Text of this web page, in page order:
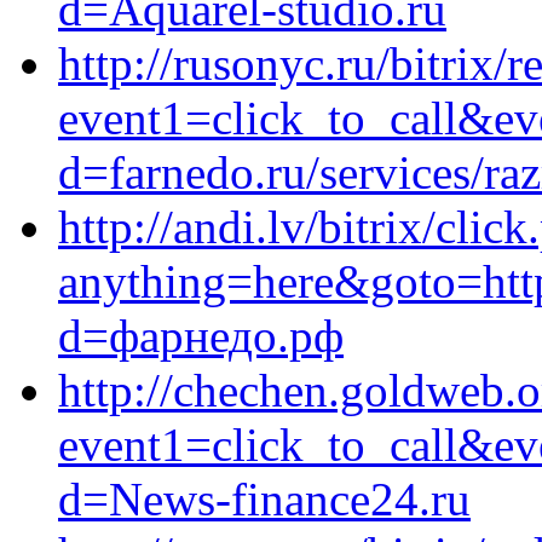
http://rusonyc.ru/bitrix/
d=farnedo.ru/services/
http://andi.lv/bitrix/
d=фарнедо.рф
http://
d=News-finance24.ru